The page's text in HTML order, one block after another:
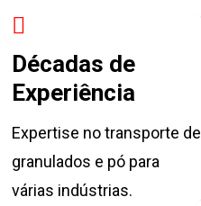
Décadas de
Experiência
Expertise no transporte de
granulados e pó para
várias indústrias.